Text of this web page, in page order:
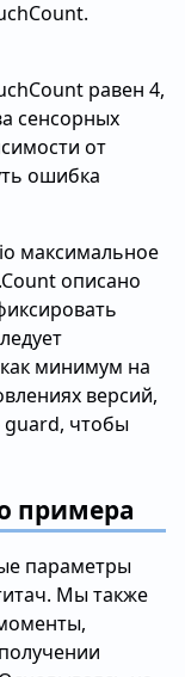
равен 4,
сенсорных
от
ошибка
максимальное
описано
минимум на
версий,
чтобы
примера
параметры
Мы также